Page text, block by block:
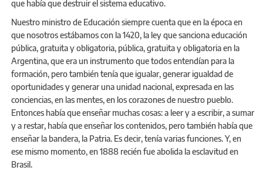
que había que destruir el sistema educativo.
Nuestro ministro de Educación siempre cuenta que en la época en
que nosotros estábamos con la 1420, la ley que sanciona educación
pública, gratuita y obligatoria, pública, gratuita y obligatoria en la
Argentina, que era un instrumento que todos entendían para la
formación, pero también tenía que igualar, generar igualdad de
oportunidades y generar una unidad nacional, expresada en las
conciencias, en las mentes, en los corazones de nuestro pueblo.
Entonces había que enseñar muchas cosas: a leer y a escribir, a sumar
y a restar, había que enseñar los contenidos, pero también había que
enseñar la bandera, la Patria. Es decir, tenía varias funciones. Y, en
ese mismo momento, en 1888 recién fue abolida la esclavitud en
Brasil.